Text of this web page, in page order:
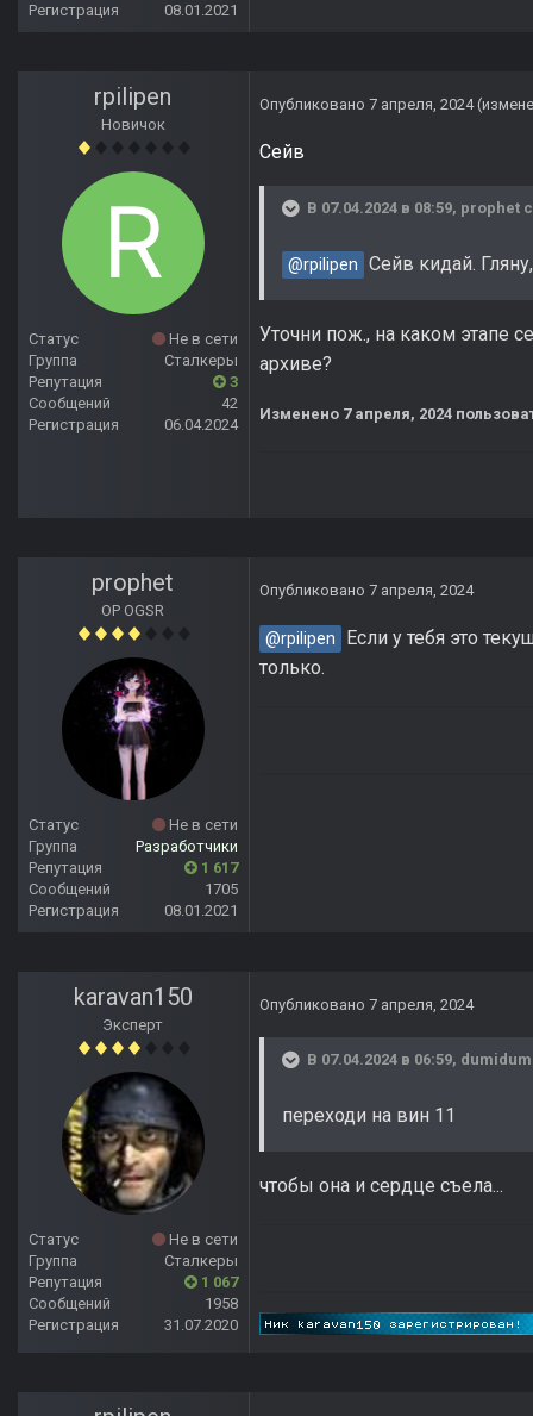
Регистрация
08.01.2021
rpilipen
Новичок
Статус
Не в сети
Группа
Сталкеры
Репутация
3
Сообщений
42
Регистрация
06.04.2024
Опубликовано 7 апреля, 2024
Сейв
В 07.04.2024 в 08:59, prophet
@rpilipen Сейв кидай.
Уточни пож., на каком этапе
архиве?
Изменено 7 апреля, 2024
prophet
OP OGSR
Статус
Не в сети
Группа
Разработчики
Репутация
1 617
Сообщений
1705
Регистрация
08.01.2021
Опубликовано 7 апреля, 2024
@rpilipen
Если у тебя это
только.
karavan150
Эксперт
Статус
Не в сети
Группа
Сталкеры
Репутация
1 067
Сообщений
1958
Регистрация
31.07.2020
Опубликовано 7 апреля, 2024
В 07.04.2024 в 06:59, dumidum
переходи на вин 11
чтобы она и сердце съела...